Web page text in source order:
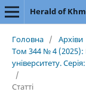
Головна / Архіви
Том 344 № 4 (2025):
університету.
/
Статті